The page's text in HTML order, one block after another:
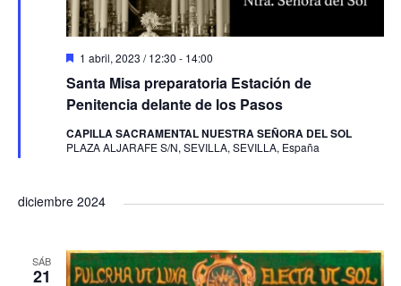
Santa Misa preparatoria Estación de
Penitencia delante de los Pasos
D
s
t
a
c
a
d
1 abril, 2023 / 12:30 - 14:00
CAPILLA SACRAMENTAL NUESTRA SEÑORA DEL SOL
PLAZA ALJARAFE S/N, SEVILLA, SEVILLA, España
diciembre 2024
SÁB
21